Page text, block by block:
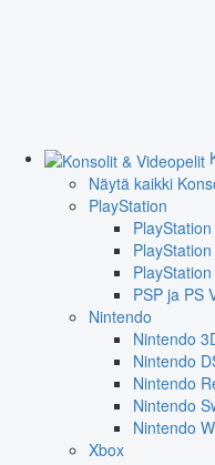
Näytä kaikki
PlayStation
PlayStation
PSP ja PS
Nintendo
Nintendo
Nintendo
Nintendo
Nintendo
Nintendo
Xbox